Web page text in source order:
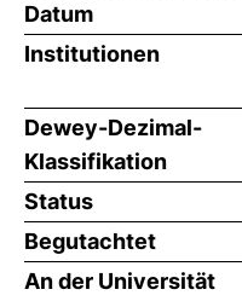
Datum
Institutionen
Dewey-Dezimal-
Klassifikation
Status
Begutachtet
An der Universität